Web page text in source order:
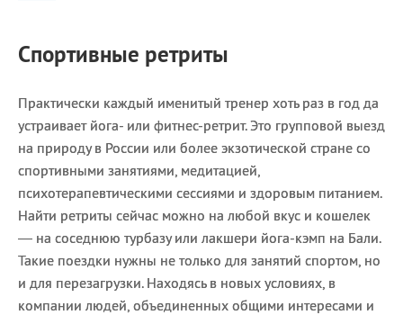
Спортивные ретриты
Практически каждый именитый тренер хоть раз в год да
устраивает йога- или фитнес-ретрит. Это групповой выезд
на природу в России или более экзотической стране со
спортивными занятиями, медитацией,
психотерапевтическими сессиями и здоровым питанием.
Найти ретриты сейчас можно на любой вкус и кошелек
— на соседнюю турбазу или лакшери йога-кэмп на Бали.
Такие поездки нужны не только для занятий спортом, но
и для перезагрузки. Находясь в новых условиях, в
компании людей, объединенных общими интересами и